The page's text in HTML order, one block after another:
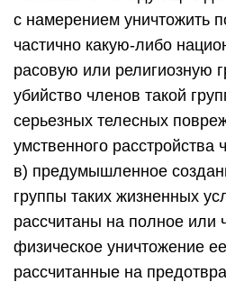
с намерением уничтожить
частично какую-либо
расовую или религиозную
убийство членов такой
серьезных телесных
умственного расстройства
в) предумышленное
группы таких жизненных
рассчитаны на полное или
физическое уничтожение
рассчитанные на